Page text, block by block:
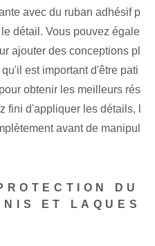
avec du ruban adhésif p
détail. Vous pouvez égale
ajouter des conceptions pl
est important d'être pati
obtenir les meilleurs rés
fini d'appliquer les détails, l
avant de manipul
DU
ET LAQUES